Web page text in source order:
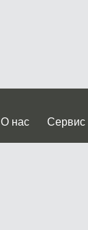
О нас Сервис